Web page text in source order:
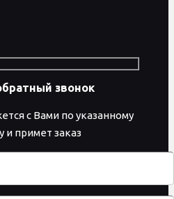
звонок
с Вами по указанному
и примет заказ